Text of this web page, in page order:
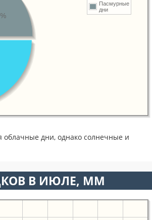
Пасмурные
дни
дни, однако солнечные и
В ИЮЛЕ, ММ